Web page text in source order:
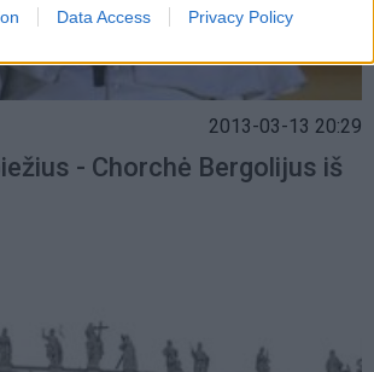
Data Access Privacy Policy
2013-03-13 20:29
- Chorchė Bergolijus iš